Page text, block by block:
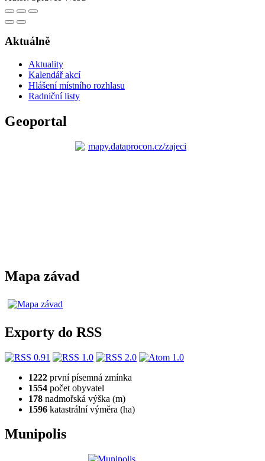
Aktuálně
Aktuality
Kalendář akcí
Hlášení místního rozhlasu
Radniční listy
Geoportal
Mapa závad
Exporty do RSS
1222 první písemná zmínka
1554 počet obyvatel
178 nadmořská výška (m)
1596 katastrální výměra (ha)
Munipolis